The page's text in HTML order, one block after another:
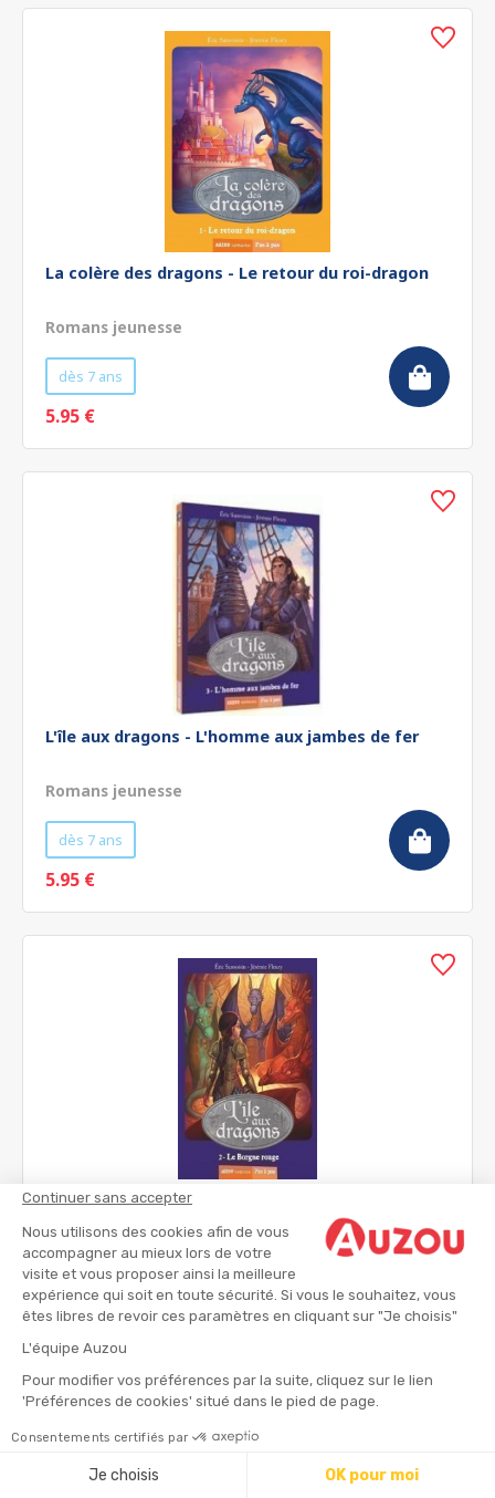
Continuer sans accepter
Nous utilisons des cookies afin de vous
accompagner au mieux lors de votre
visite et vous proposer ainsi la meilleure
expérience qui soit en toute sécurité. Si vous le souhaitez, vous
êtes libres de revoir ces paramètres en cliquant sur "Je choisis"
L'équipe Auzou
Pour modifier vos préférences par la suite, cliquez sur le lien
'Préférences de cookies' situé dans le pied de page.
Consentements certifiés par
Je choisis OK pour moi
La colère des dragons - Le retour du roi-dragon
Romans jeunesse
dès 7 ans
5.95 €
L'île aux dragons - L'homme aux jambes de fer
Romans jeunesse
dès 7 ans
5.95 €
L'île aux dragons - Le borgne rouge
Romans jeunesse
dès 7 ans
5.95 €